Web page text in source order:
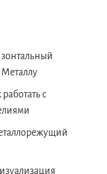
работать с